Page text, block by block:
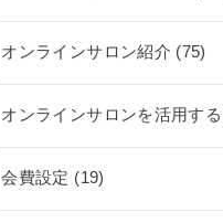
オンラインサロン紹介 (75)
オンラインサロンを活用する
会費設定 (19)